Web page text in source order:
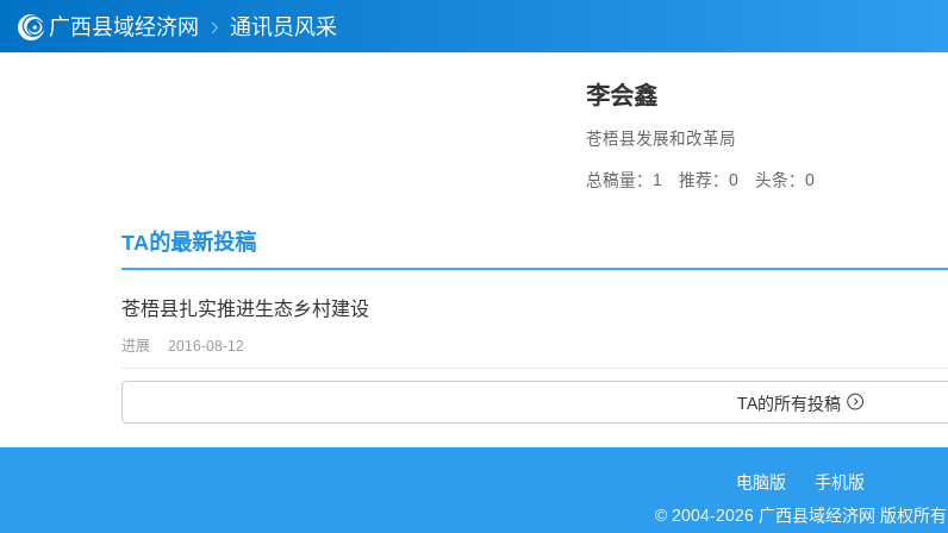
广西县域经济网 通讯员风采
李会鑫
苍梧县发展和改革局
总稿量：1 推荐：0 头条：0
TA的最新投稿
苍梧县扎实推进生态乡村建设
进展 2016-08-12
TA的所有投稿
电脑版
手机版
© 2004-2026 广西县域经济网 版权所有